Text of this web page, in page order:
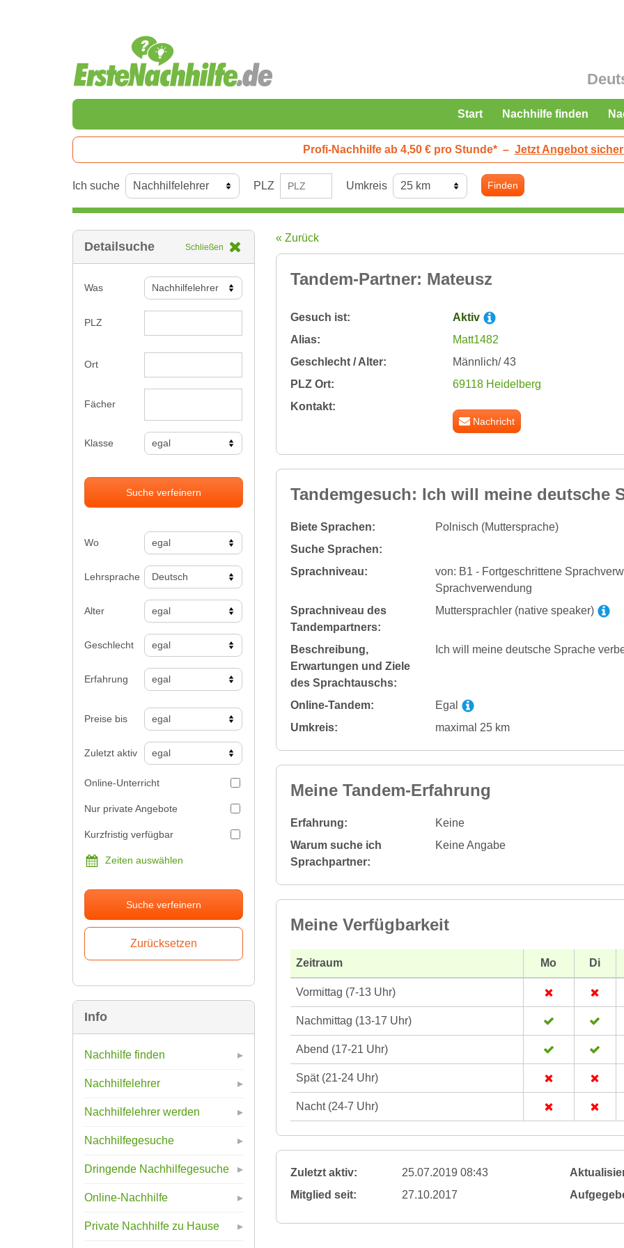
Start Nachhilfe finden
Profi-Nachhilfe ab 4,50 € pro Stunde* – Jetzt Angebot
Ich suche PLZ Umkreis Finden
Detailsuche Schließen
Was
PLZ
Ort
Fächer
Klasse
Suche verfeinern
Wo
Lehrsprache
Alter
Geschlecht
Erfahrung
Preise bis
Zuletzt aktiv
Online-Unterricht
Nur private Angebote
Kurzfristig verfügbar
Zeiten auswählen
Suche verfeinern
Info
Nachhilfe finden
Nachhilfelehrer
Nachhilfelehrer werden
Nachhilfegesuche
Dringende Nachhilfegesuche
Online-Nachhilfe
Private Nachhilfe zu Hause
« Zurück
Tandem-Partner: Mateusz
Gesuch ist:
Aktiv
Alias:
Matt1482
Geschlecht / Alter:
Männlich/ 43
PLZ Ort:
69118 Heidelberg
Kontakt:
Nachricht
Tandemgesuch: Ich will meine deutsche
Biete Sprachen:
Polnisch (Muttersprache)
Suche Sprachen:
Sprachniveau:
von: B1 - Fortgeschrittene
Sprachverwendung
Sprachniveau des
Tandempartners:
Muttersprachler (native speaker)
Beschreibung,
Erwartungen und Ziele
des Sprachtauschs:
Ich will meine deutsche Sprache
Online-Tandem:
Egal
Umkreis:
maximal 25 km
Meine Tandem-Erfahrung
Erfahrung:
Keine
Warum suche ich
Sprachpartner:
Keine Angabe
Meine Verfügbarkeit
Zeitraum Mo Di
Vormittag (7-13 Uhr)
Nachmittag (13-17 Uhr)
Abend (17-21 Uhr)
Spät (21-24 Uhr)
Nacht (24-7 Uhr)
Zuletzt aktiv: 25.07.2019 08:43
Mitglied seit:
27.10.2017